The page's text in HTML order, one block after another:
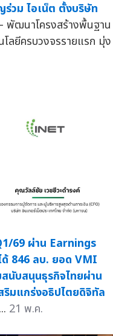
วม ไอเน็ต ตั้งบริษัท
ฒนาโครงสร้างพื้นฐาน
ลยีครบวงจรรายแรก มุ่ง
69 ผ่าน Earnings
846 ลบ. ยอด VMI
นับสนุนธุรกิจไทยผ่าน
มแกร่งอธิปไตยดิจิทัล
21 พ.ค.